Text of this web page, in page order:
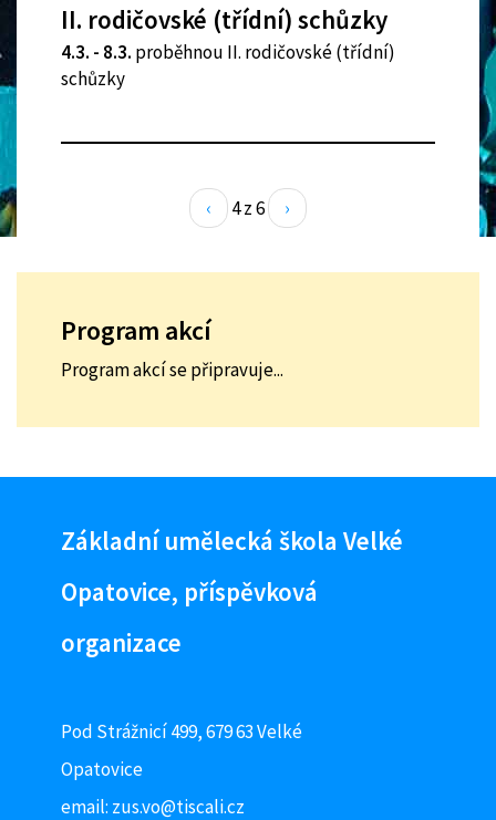
II. rodičovské (třídní) schůzky
4.3. - 8.3. proběhnou II. rodičovské (třídní)
schůzky
‹ 4 z 6 ›
Program akcí
Program akcí se připravuje...
Základní umělecká škola Velké
Opatovice, příspěvková
organizace
Pod Strážnicí 499, 679 63 Velké
Opatovice
email: zus.vo@tiscali.cz